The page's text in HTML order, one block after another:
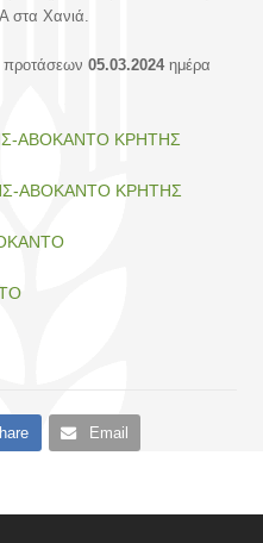
στα Χανιά.
προτάσεων05.03.2024 ημέρα
ΑΒΟΚΑΝΤΟ ΚΡΗΤΗΣ
ΑΒΟΚΑΝΤΟ ΚΡΗΤΗΣ
Email